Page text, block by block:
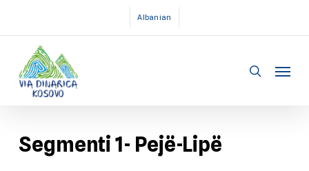
content
Albanian
search
Segmenti 1- Pejë-Lipë